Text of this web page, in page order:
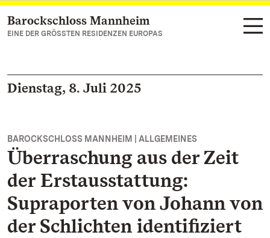
Zum Hauptinhalt springen
Barockschloss Mannheim
EINE DER GRÖSSTEN RESIDENZEN EUROPAS
Dienstag, 8. Juli 2025
BAROCKSCHLOSS MANNHEIM | ALLGEMEINES
Überraschung aus der Zeit
der Erstausstattung:
Supraporten von Johann von
der Schlichten identifiziert